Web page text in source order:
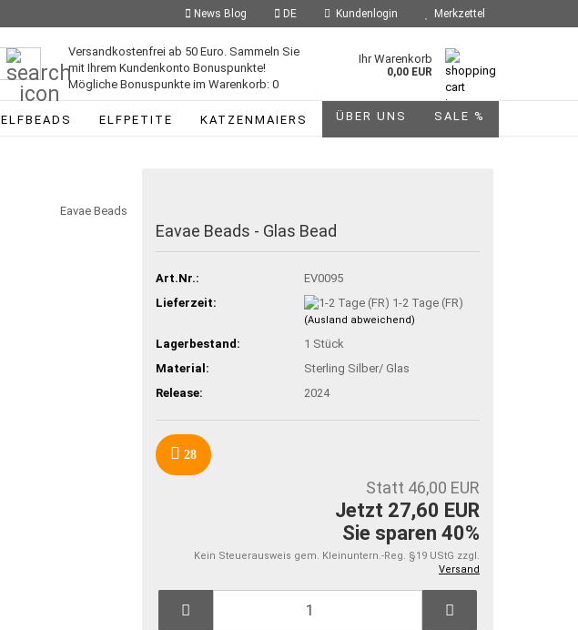
News Blog DE Kundenlogin Merkzettel
Suche...Versandkostenfrei ab 50 Euro. Sammeln Sie
mit Ihrem Kundenkonto Bonuspunkte!
Mögliche Bonuspunkte im Warenkorb: 0
Ihr Warenkorb
0,00 EUR
ELFBEADS ELFPETITE KATZENMAIERS ÜBER UNS SALE %
Eavae Beads
Eavae Beads - Glas Bead
Art.Nr.:
EV0095
Lieferzeit:
1-2 Tage (FR)
(Ausland abweichend)
Lagerbestand: 1 Stück
Material:
Sterling Silber/ Glas
Release:
2024
28
Statt 46,00 EUR
Jetzt 27,60 EUR
Sie sparen 40%
Kein Steuerausweis gem. Kleinuntern.-Reg. §19 UStG zzgl.
Versand